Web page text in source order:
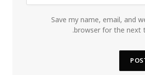
Save my name, email, and
browser for the next